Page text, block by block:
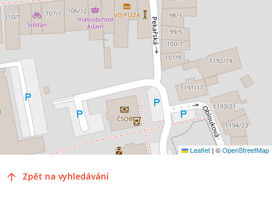
Leaflet | ©OpenStreetMap
Zpět na vyhledávání